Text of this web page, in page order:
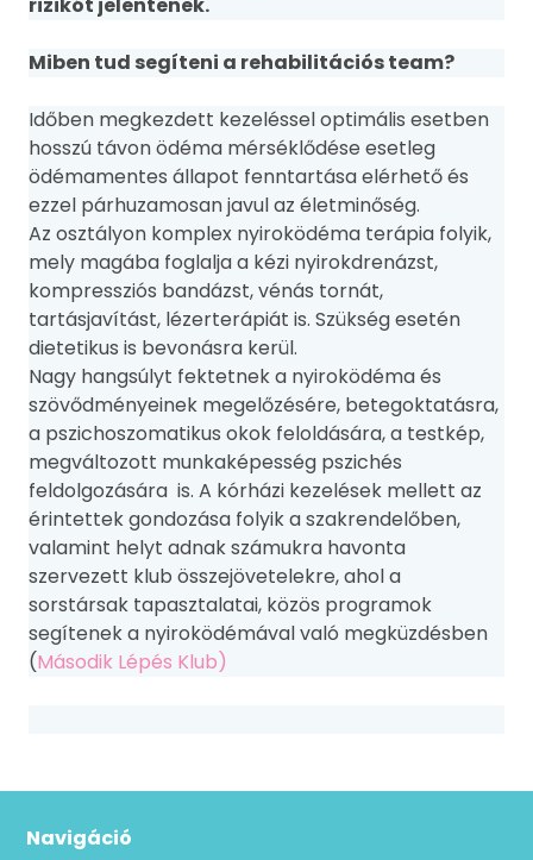
Miben tud segíteni a rehabilitációs team?
Időben megkezdett kezeléssel optimális esetben
hosszú távon ödéma mérséklődése esetleg
ödémamentes állapot fenntartása elérhető és
ezzel párhuzamosan javul az életminőség.
Az osztályon komplex nyiroködéma terápia folyik,
mely magába foglalja a kézi nyirokdrenázst,
kompressziós bandázst, vénás tornát,
tartásjavítást, lézerterápiát is. Szükség esetén
dietetikus is bevonásra kerül.
Nagy hangsúlyt fektetnek a nyiroködéma és
szövődményeinek megelőzésére, betegoktatásra,
a pszichoszomatikus okok feloldására, a testkép,
megváltozott munkaképesség pszichés
feldolgozására is. A kórházi kezelések mellett az
érintettek gondozása folyik a szakrendelőben,
valamint helyt adnak számukra havonta
szervezett klub összejövetelekre, ahol a
sorstársak tapasztalatai, közös programok
segítenek a nyiroködémával való megküzdésben
(Második Lépés Klub)
Navigáció